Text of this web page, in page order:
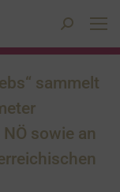
Search:
sammelt
sowie an